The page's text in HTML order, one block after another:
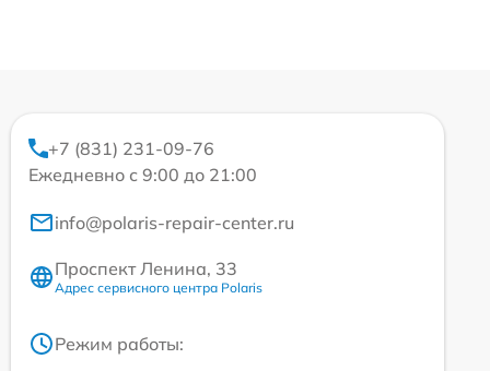
+7 (831) 231-09-76
Ежедневно с 9:00 до 21:00
info@polaris-repair-center.ru
Проспект Ленина, 33
Адрес сервисного центра Polaris
Режим работы: